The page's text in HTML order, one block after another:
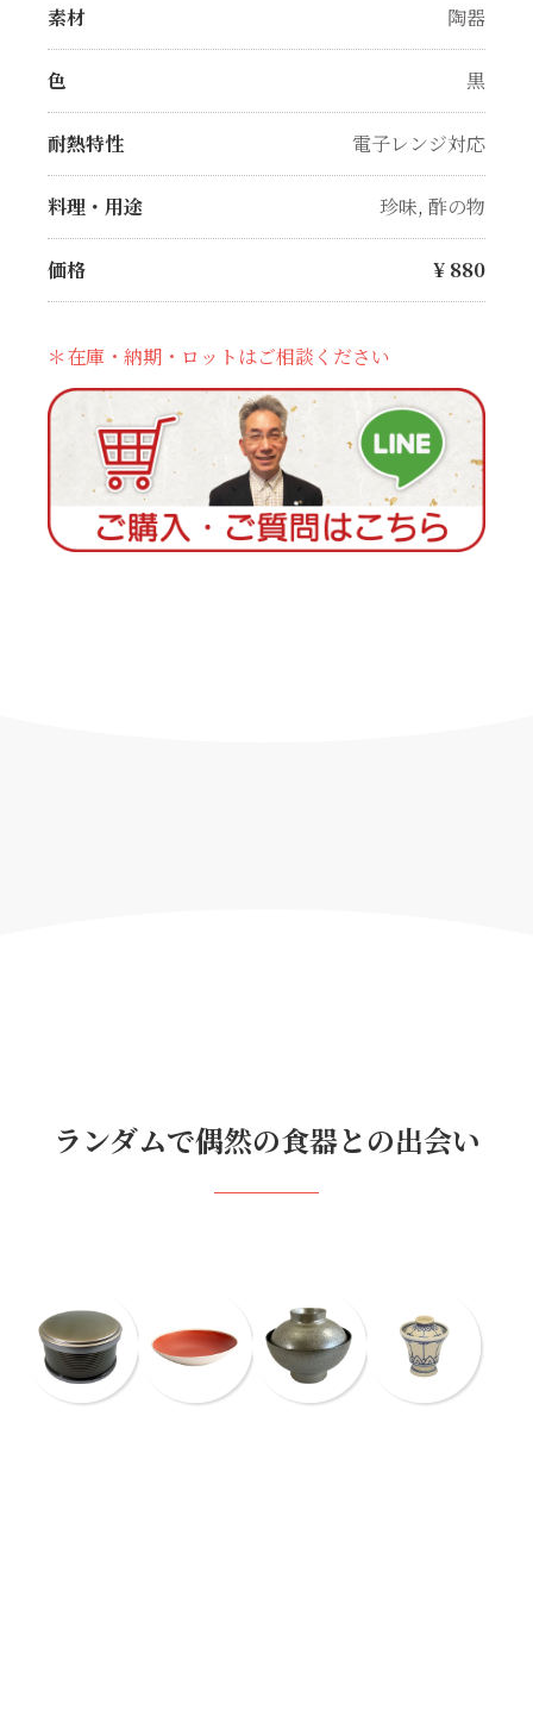
素材 陶器
色 黒
耐熱特性 電子レンジ対応
料理・用途 珍味, 酢の物
価格 ¥ 880
＊在庫・納期・ロットはご相談ください
ランダムで偶然の食器との出会い